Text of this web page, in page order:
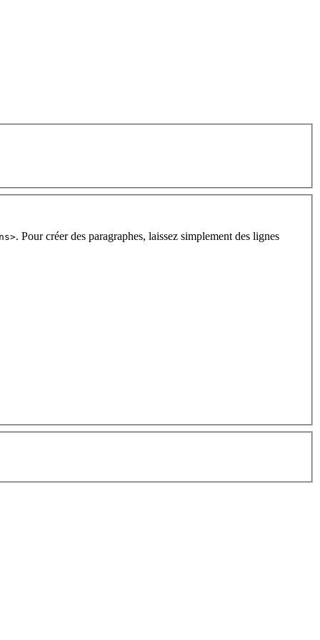
. Pour créer des paragraphes, laissez simplement des lignes